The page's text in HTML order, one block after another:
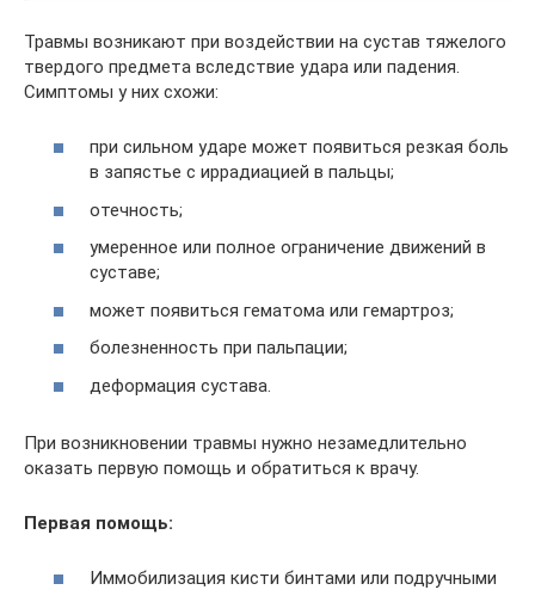
Травмы возникают при воздействии на сустав тяжелого
твердого предмета вследствие удара или падения.
Симптомы у них схожи:
при сильном ударе может появиться резкая боль
в запястье с иррадиацией в пальцы;
отечность;
умеренное или полное ограничение движений в
суставе;
может появиться гематома или гемартроз;
болезненность при пальпации;
деформация сустава.
При возникновении травмы нужно незамедлительно
оказать первую помощь и обратиться к врачу.
Первая помощь:
Иммобилизация кисти бинтами или подручными